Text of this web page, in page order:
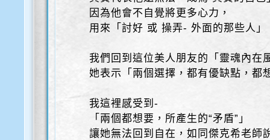
因為他會不自覺將更多心力，
用來「討好 或 操弄- 外面的那些人」
我們回到這位美人朋友的「靈魂內在
她表示「兩個選擇，都有優缺點，都
我這裡感受到-
「兩個都想要，所產生的“矛盾”」
讓她無法回到自在，如同傑克希老師